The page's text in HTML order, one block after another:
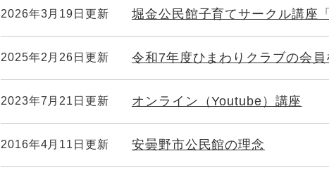
2026年3月19日更新 堀金公民館子育てサークル講座
2025年2月26日更新 令和7年度ひまわりクラブの会員
2023年7月21日更新 オンライン（Youtube）講座
2016年4月11日更新 安曇野市公民館の理念